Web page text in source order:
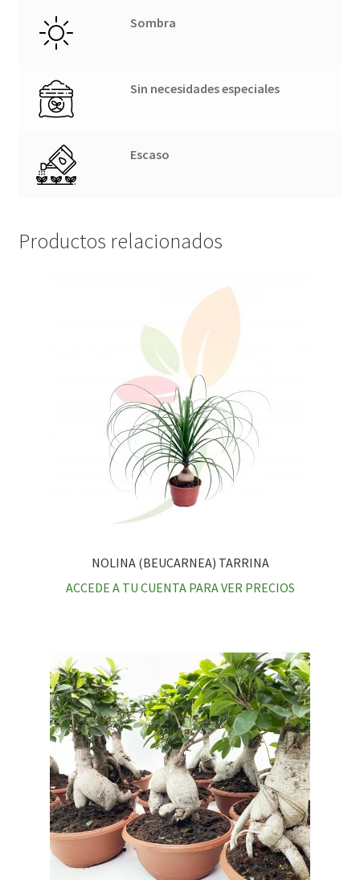
Sombra
Sin necesidades especiales
Escaso
Productos relacionados
NOLINA (BEUCARNEA) TARRINA
ACCEDE A TU CUENTA PARA VER PRECIOS